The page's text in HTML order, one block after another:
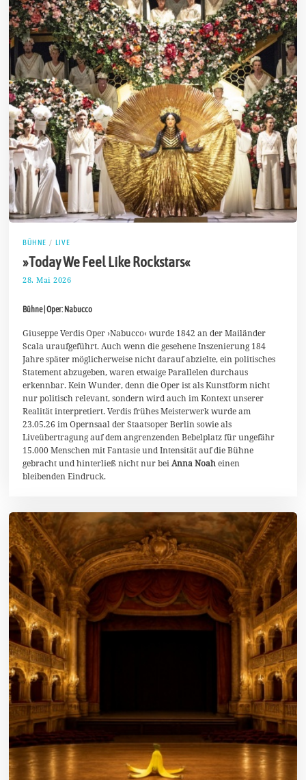
BÜHNE / LIVE
»Today We Feel Like Rockstars«
28. Mai 2026
u
i
0
2
6
Bühne | Oper: Nabucco
Giuseppe Verdis Oper ›Nabucco‹ wurde 1842 an der Mailänder
Scala uraufgeführt. Auch wenn die gesehene Inszenierung 184
Jahre später möglicherweise nicht darauf abzielte, ein politisches
Statement abzugeben, waren etwaige Parallelen durchaus
erkennbar. Kein Wunder, denn die Oper ist als Kunstform nicht
nur politisch relevant, sondern wird auch im Kontext unserer
Realität interpretiert. Verdis frühes Meisterwerk wurde am
23.05.26 im Opernsaal der Staatsoper Berlin sowie als
Liveübertragung auf dem angrenzenden Bebelplatz für ungefähr
15.000 Menschen mit Fantasie und Intensität auf die Bühne
gebracht und hinterließ nicht nur bei Anna Noah einen
bleibenden Eindruck.